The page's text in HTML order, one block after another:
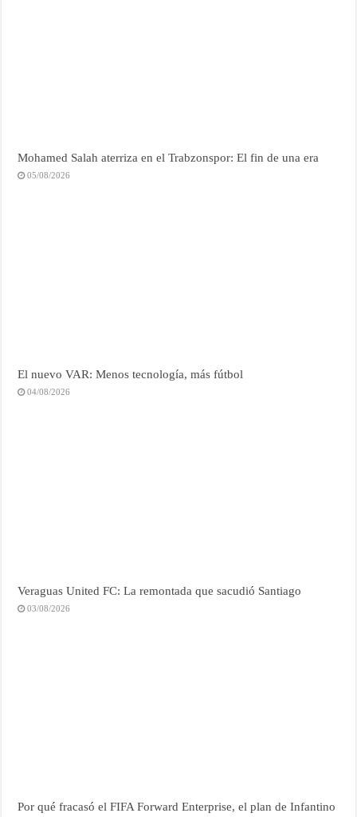
Mohamed Salah aterriza en el Trabzonspor: El fin de una era
05/08/2026
El nuevo VAR: Menos tecnología, más fútbol
04/08/2026
Veraguas United FC: La remontada que sacudió Santiago
03/08/2026
Por qué fracasó el FIFA Forward Enterprise, el plan de Infantino